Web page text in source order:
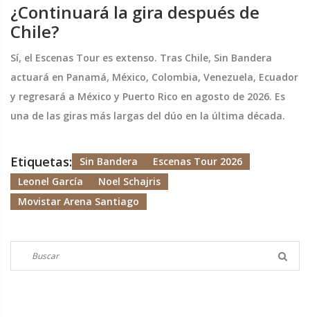
¿Continuará la gira después de
Chile?
Sí, el Escenas Tour es extenso. Tras Chile, Sin Bandera
actuará en Panamá, México, Colombia, Venezuela, Ecuador
y regresará a México y Puerto Rico en agosto de 2026. Es
una de las giras más largas del dúo en la última década.
Etiquetas: Sin Bandera
Escenas Tour 2026
Leonel García
Noel Schajris
Movistar Arena Santiago